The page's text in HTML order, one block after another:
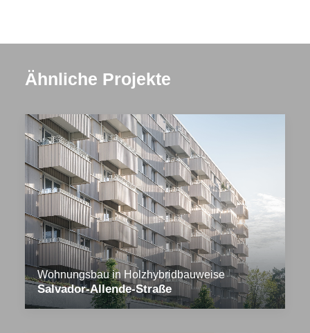
Ähnliche Projekte
Wohnungsbau in Holzhybridbauweise
Salvador-Allende-Straße